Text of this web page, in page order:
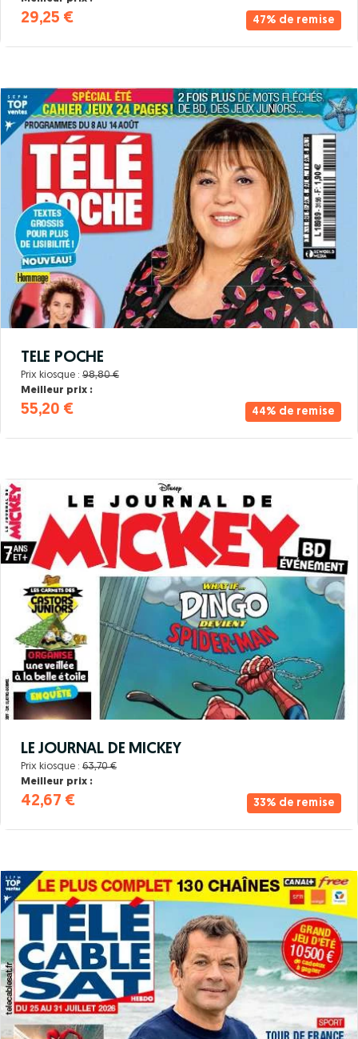
47% de remise
29,25 €
44% de remise
TELE POCHE
Prix kiosque : 98,80 €
Meilleur prix :
55,20 €
33% de remise
LE JOURNAL DE MICKEY
Prix kiosque : 63,70 €
Meilleur prix :
42,67 €